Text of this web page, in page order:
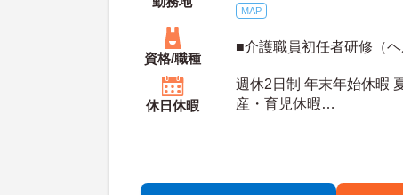
MAP
資格/職種
■介護職員初任者研修（
休日休暇
週休2日制 年末年始休暇
産・育児休暇